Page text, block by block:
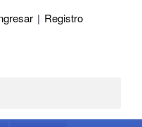
| Registro